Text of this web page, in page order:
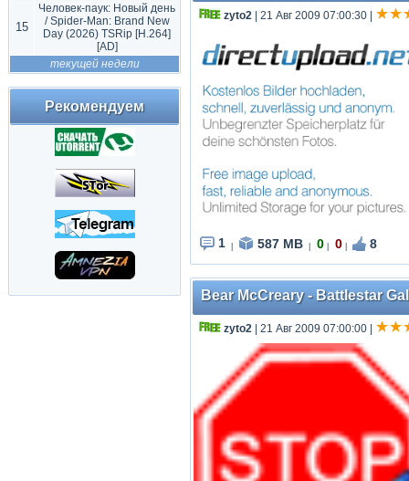
15
Человек-паук: Новый день
/ Spider-Man: Brand New
Day (2026) TSRip [H.264]
[AD]
текущей недели
Рекомендуем
zyto2 | 21 Авг 2009 07:00:30
1 587 MB 0 0 8
Bear McCreary - Battlestar
zyto2 | 21 Авг 2009 07:00:00